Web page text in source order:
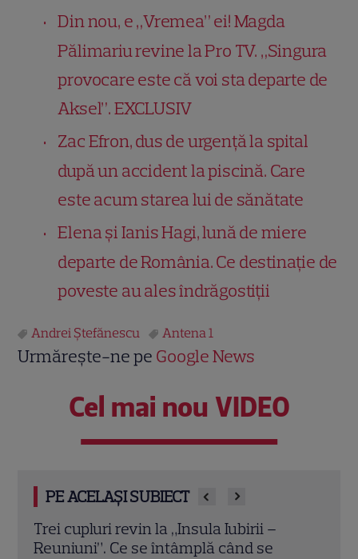
Din nou, e „Vremea” ei! Magda
Pălimariu revine la Pro TV. „Singura
provocare este că voi sta departe de
Aksel”. EXCLUSIV
Zac Efron, dus de urgență la spital
după un accident la piscină. Care
este acum starea lui de sănătate
Elena și Ianis Hagi, lună de miere
departe de România. Ce destinație de
poveste au ales îndrăgostiții
Andrei Ștefănescu Antena 1
Urmărește-ne pe Google News
Cel mai nou VIDEO
PE ACELAȘI SUBIECT
Cheloo, declarație neașteptată înainte
de Asia Express: „Cred că e singura